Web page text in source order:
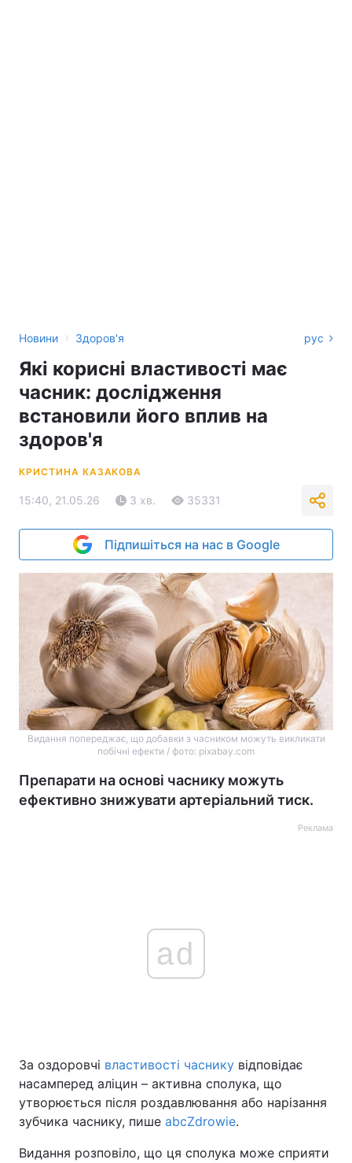
Новини › Здоров'я рус
Які корисні властивості має
часник: дослідження
встановили його вплив на
здоров'я
КРИСТИНА КАЗАКОВА
15:40, 21.05.26 3 хв. 35331
Підпишіться на нас в Google
Видання попереджає, що добавки з часником можуть викликати
побічні ефекти / фото: pixabay.com
Препарати на основі часнику можуть
ефективно знижувати артеріальний тиск.
Реклама
ad
За оздоровчі властивості часнику відповідає
насамперед аліцин – активна сполука, що
утворюється після роздавлювання або нарізання
зубчика часнику, пише abcZdrowie.
Видання розповіло, що ця сполука може сприяти